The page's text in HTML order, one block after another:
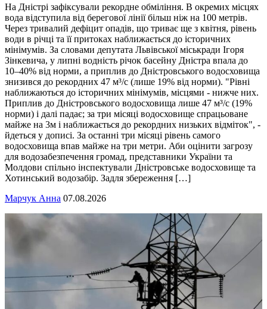
На Дністрі зафіксували рекордне обміління. В окремих місцях
вода відступила від берегової лінії більш ніж на 100 метрів.
Через тривалий дефіцит опадів, що триває ще з квітня, рівень
води в річці та її притоках наближається до історичних
мінімумів. За словами депутата Львівської міськради Ігоря
Зінкевича, у липні водність річок басейну Дністра впала до
10–40% від норми, а приплив до Дністровського водосховища
знизився до рекордних 47 м³/с (лише 19% від норми). "Рівні
наближаються до історичних мінімумів, місцями - нижче них.
Приплив до Дністровського водосховища лише 47 м³/с (19%
норми) і далі падає; за три місяці водосховище спрацьоване
майже на 3м і наближається до рекордних низьких відміток", -
йдеться у дописі. За останні три місяці рівень самого
водосховища впав майже на три метри. Аби оцінити загрозу
для водозабезпечення громад, представники України та
Молдови спільно інспектували Дністровське водосховище та
Хотинський водозабір. Задля збереження […]
Марчук Анна 07.08.2026